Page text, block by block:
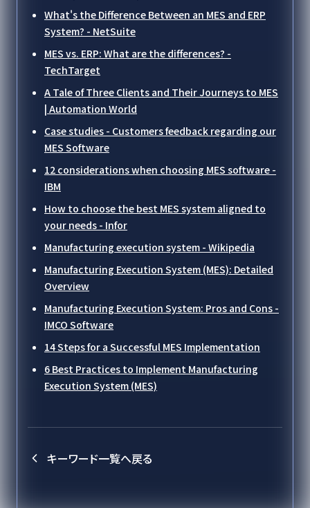
What's the Difference Between an MES and ERP
System? - NetSuite
MES vs. ERP: What are the differences? -
TechTarget
A Tale of Three Clients and Their Journeys to MES
| Automation World
Case studies - Customers feedback regarding our
MES Software
12 considerations when choosing MES software -
IBM
How to choose the best MES system aligned to
your needs - Infor
Manufacturing execution system - Wikipedia
Manufacturing Execution System (MES): Detailed
Overview
Manufacturing Execution System: Pros and Cons -
IMCO Software
14 Steps for a Successful MES Implementation
6 Best Practices to Implement Manufacturing
Execution System (MES)
キーワード一覧へ戻る